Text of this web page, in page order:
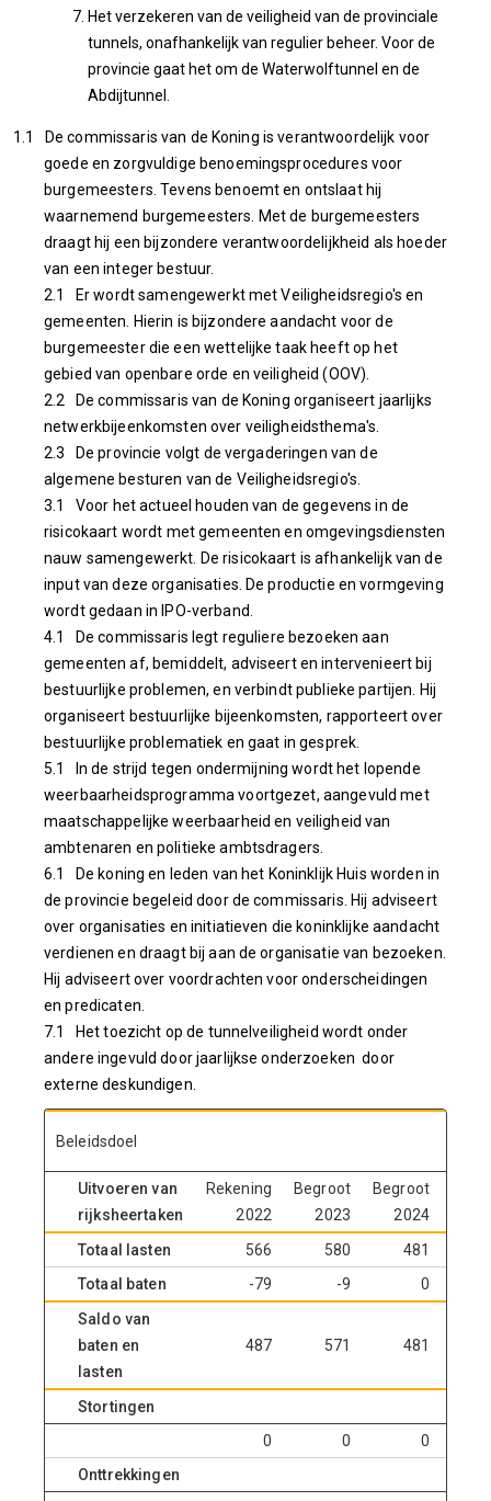
Het verzekeren van de veiligheid van de provinciale
tunnels, onafhankelijk van regulier beheer. Voor de
provincie gaat het om de Waterwolftunnel en de
Abdijtunnel.
1.1 De commissaris van de Koning is verantwoordelijk voor
goede en zorgvuldige benoemingsprocedures voor
burgemeesters. Tevens benoemt en ontslaat hij
waarnemend burgemeesters. Met de burgemeesters
draagt hij een bijzondere verantwoordelijkheid als hoeder
van een integer bestuur.
2.1 Er wordt samengewerkt met Veiligheidsregio's en
gemeenten. Hierin is bijzondere aandacht voor de
burgemeester die een wettelijke taak heeft op het
gebied van openbare orde en veiligheid (OOV).
2.2 De commissaris van de Koning organiseert jaarlijks
netwerkbijeenkomsten over veiligheidsthema's.
2.3 De provincie volgt de vergaderingen van de
algemene besturen van de Veiligheidsregio's.
3.1 Voor het actueel houden van de gegevens in de
risicokaart wordt met gemeenten en omgevingsdiensten
nauw samengewerkt. De risicokaart is afhankelijk van de
input van deze organisaties. De productie en vormgeving
wordt gedaan in IPO-verband.
4.1 De commissaris legt reguliere bezoeken aan
gemeenten af, bemiddelt, adviseert en intervenieert bij
bestuurlijke problemen, en verbindt publieke partijen. Hij
organiseert bestuurlijke bijeenkomsten, rapporteert over
bestuurlijke problematiek en gaat in gesprek.
5.1 In de strijd tegen ondermijning wordt het lopende
weerbaarheidsprogramma voortgezet, aangevuld met
maatschappelijke weerbaarheid en veiligheid van
ambtenaren en politieke ambtsdragers.
6.1 De koning en leden van het Koninklijk Huis worden in
de provincie begeleid door de commissaris. Hij adviseert
over organisaties en initiatieven die koninklijke aandacht
verdienen en draagt bij aan de organisatie van bezoeken.
Hij adviseert over voordrachten voor onderscheidingen
en predicaten.
7.1 Het toezicht op de tunnelveiligheid wordt onder
andere ingevuld door jaarlijkse onderzoeken door
externe deskundigen.
Beleidsdoel
Uitvoeren van
rijksheertaken
Rekening
2022
Begroot
2023
Begroot
2024
Totaal lasten
566 580 481
Totaal baten
-79 -9
0
Saldo van
baten en
lasten
487 571 481
Stortingen
0
0
0
Onttrekkingen